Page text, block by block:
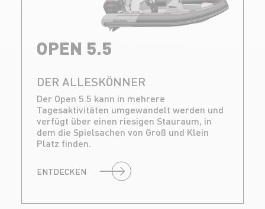
OPEN 5.5
DER ALLESKÖNNER
Der Open 5.5 kann in mehrere
Tagesaktivitäten umgewandelt werden und
verfügt über einen riesigen Stauraum, in
dem die Spielsachen von Groß und Klein
Platz finden.
ENTDECKEN